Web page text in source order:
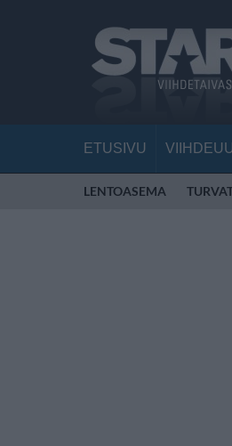
ETUSIVU
LENTOASEMA